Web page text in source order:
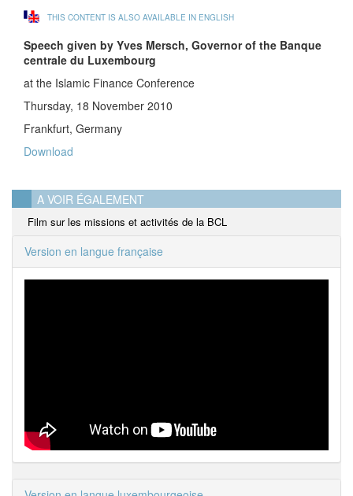
THIS CONTENT IS ALSO AVAILABLE IN ENGLISH
Speech given by Yves Mersch, Governor of the Banque
centrale du Luxembourg
at the Islamic Finance Conference
Thursday, 18 November 2010
Frankfurt, Germany
Download
A VOIR ÉGALEMENT
Film sur les missions et activités de la BCL
Version en langue française